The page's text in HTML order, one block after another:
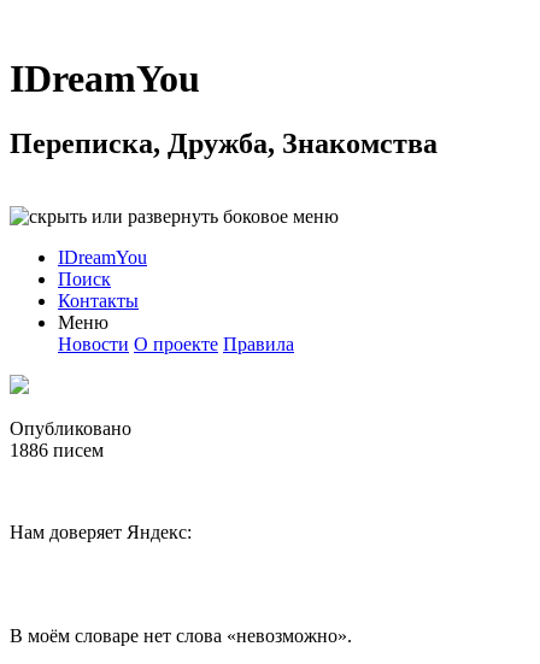
IDreamYou
Переписка, Дружба, Знакомства
IDreamYou
Поиск
Контакты
Меню
Новости О проекте Правила
Опубликовано
1886 писем
Нам доверяет Яндекс:
В моём словаре нет слова «невозможно».